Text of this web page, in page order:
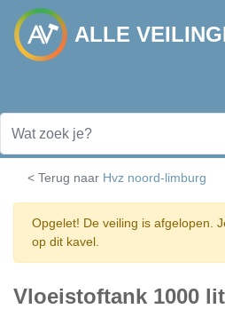
ALLE
< Terug naar Hvz noord-limburg
Opgelet! De veiling is afgelopen.
op dit kavel.
Vloeistoftank 1000